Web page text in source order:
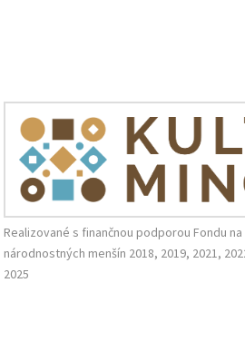
Realizované s finančnou podporou Fondu
národnostných menšín 2018, 2019, 2021,
2025